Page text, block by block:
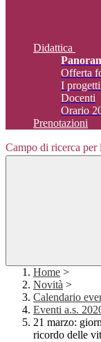
Didattica
Offerta
I
Docenti
Orario
Prenotazioni
Campo di ricerca per
Home >
Novità >
Calendario
Eventi a.s.
21 marzo:
ricordo delle